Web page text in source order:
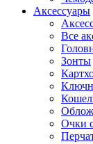
Аксессуары
Все
Зонты
Очки